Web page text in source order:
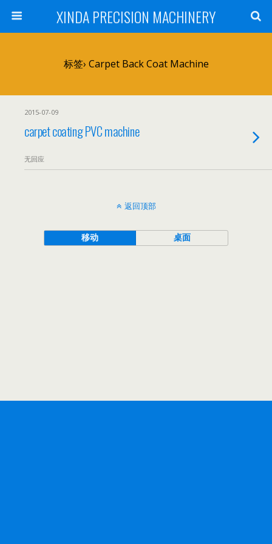
XINDA PRECISION MACHINERY
标签› Carpet Back Coat Machine
2015-07-09
carpet coating PVC machine
无回应
返回顶部
移动 桌面